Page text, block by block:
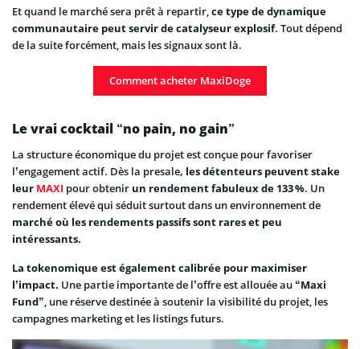
Et quand le marché sera prêt à repartir,ce type de dynamique
communautaire peut servir de catalyseur explosif. Tout dépend
de la suite forcément, mais les signaux sont là.
Comment acheter MaxiDoge
Le vrai cocktail “no pain, no gain”
La structure économique du projet est conçue pour favoriser
l’engagement actif. Dès la presale, les détenteurs peuvent stake
leur MAXI pour obtenir un rendement fabuleux de 133%. Un
rendement élevé qui séduit surtout dans un environnement de
marché où les rendements passifs sont rares et peu
intéressants.
La tokenomique est également calibrée pour maximiser
l’impact. Une partie importante de l’offre est allouée au “Maxi
Fund”, une réserve destinée à soutenir la visibilité du projet, les
campagnes marketing et les listings futurs.